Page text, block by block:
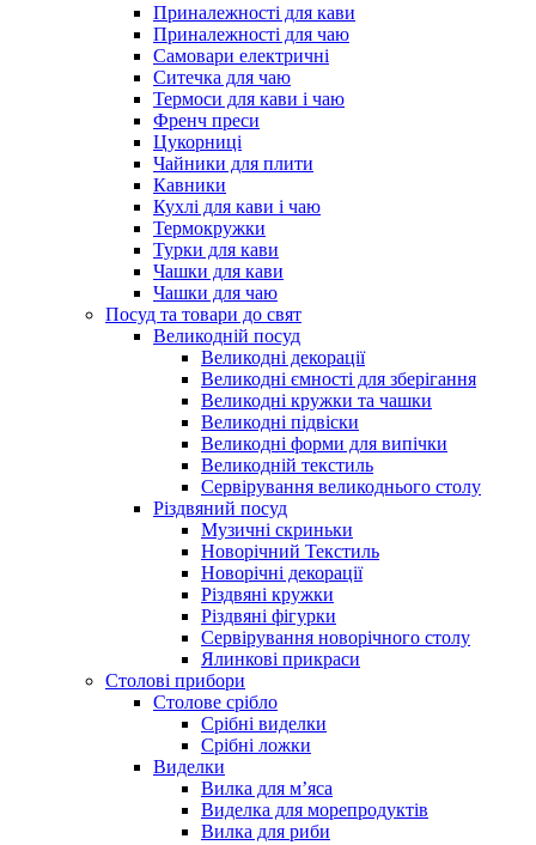
Приналежності для кави
Приналежності для чаю
Самовари електричні
Ситечка для чаю
Термоси для кави і чаю
Френч преси
Цукорниці
Чайники для плити
Кавники
Кухлі для кави і чаю
Термокружки
Турки для кави
Чашки для кави
Чашки для чаю
Посуд та товари до свят
Великодній посуд
Великодні декорації
Великодні ємності для зберігання
Великодні кружки та чашки
Великодні підвіски
Великодні форми для випічки
Великодній текстиль
Сервірування великоднього столу
Різдвяний посуд
Музичні скриньки
Новорічний Текстиль
Новорічні декорації
Різдвяні кружки
Різдвяні фігурки
Сервірування новорічного столу
Ялинкові прикраси
Столові прибори
Столове срібло
Срібні виделки
Срібні ложки
Виделки
Вилка для м’яса
Виделка для морепродуктів
Вилка для риби